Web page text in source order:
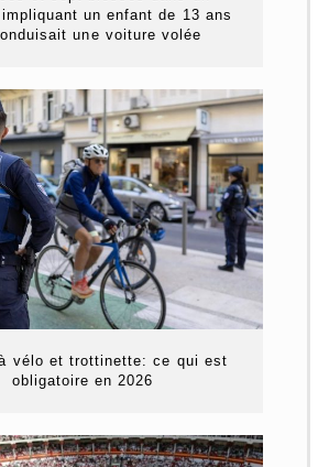
un enfant de 13 ans
une voiture volée
vélo et trottinette: ce qui est
obligatoire en 2026